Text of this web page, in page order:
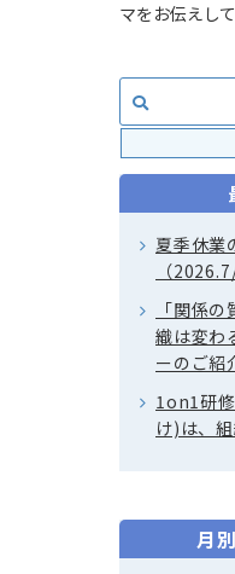
マをお伝えして
夏季休
（
「関係
織は変わ
ーのご紹
1on1研
け)は、
月